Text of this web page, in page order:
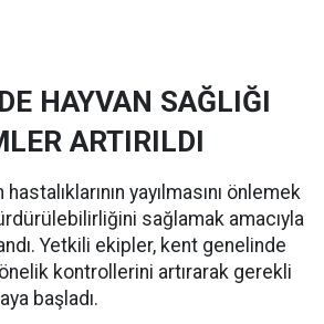
HAYVAN SAĞLIĞI
ARTIRILDI
hastalıklarının yayılmasını önlemek
sağlamak amacıyla
Yetkili ekipler, kent genelinde
kontrollerini artırarak gerekli
başladı.